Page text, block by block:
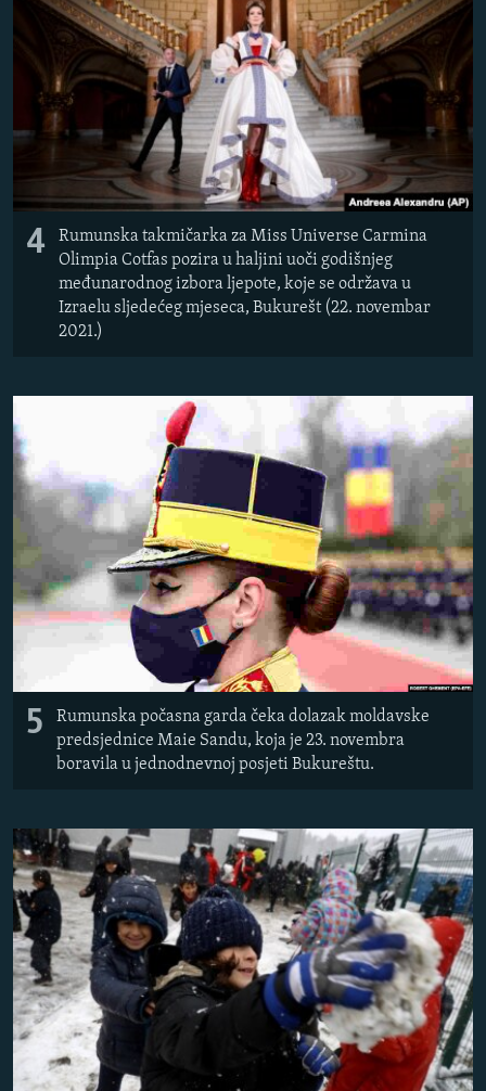
4
Rumunska takmičarka za Miss Universe Carmina
Olimpia Cotfas pozira u haljini uoči godišnjeg
međunarodnog izbora ljepote, koje se održava u
Izraelu sljedećeg mjeseca, Bukurešt (22. novembar
2021.)
5
Rumunska počasna garda čeka dolazak moldavske
predsjednice Maie Sandu, koja je 23. novembra
boravila u jednodnevnoj posjeti Bukureštu.